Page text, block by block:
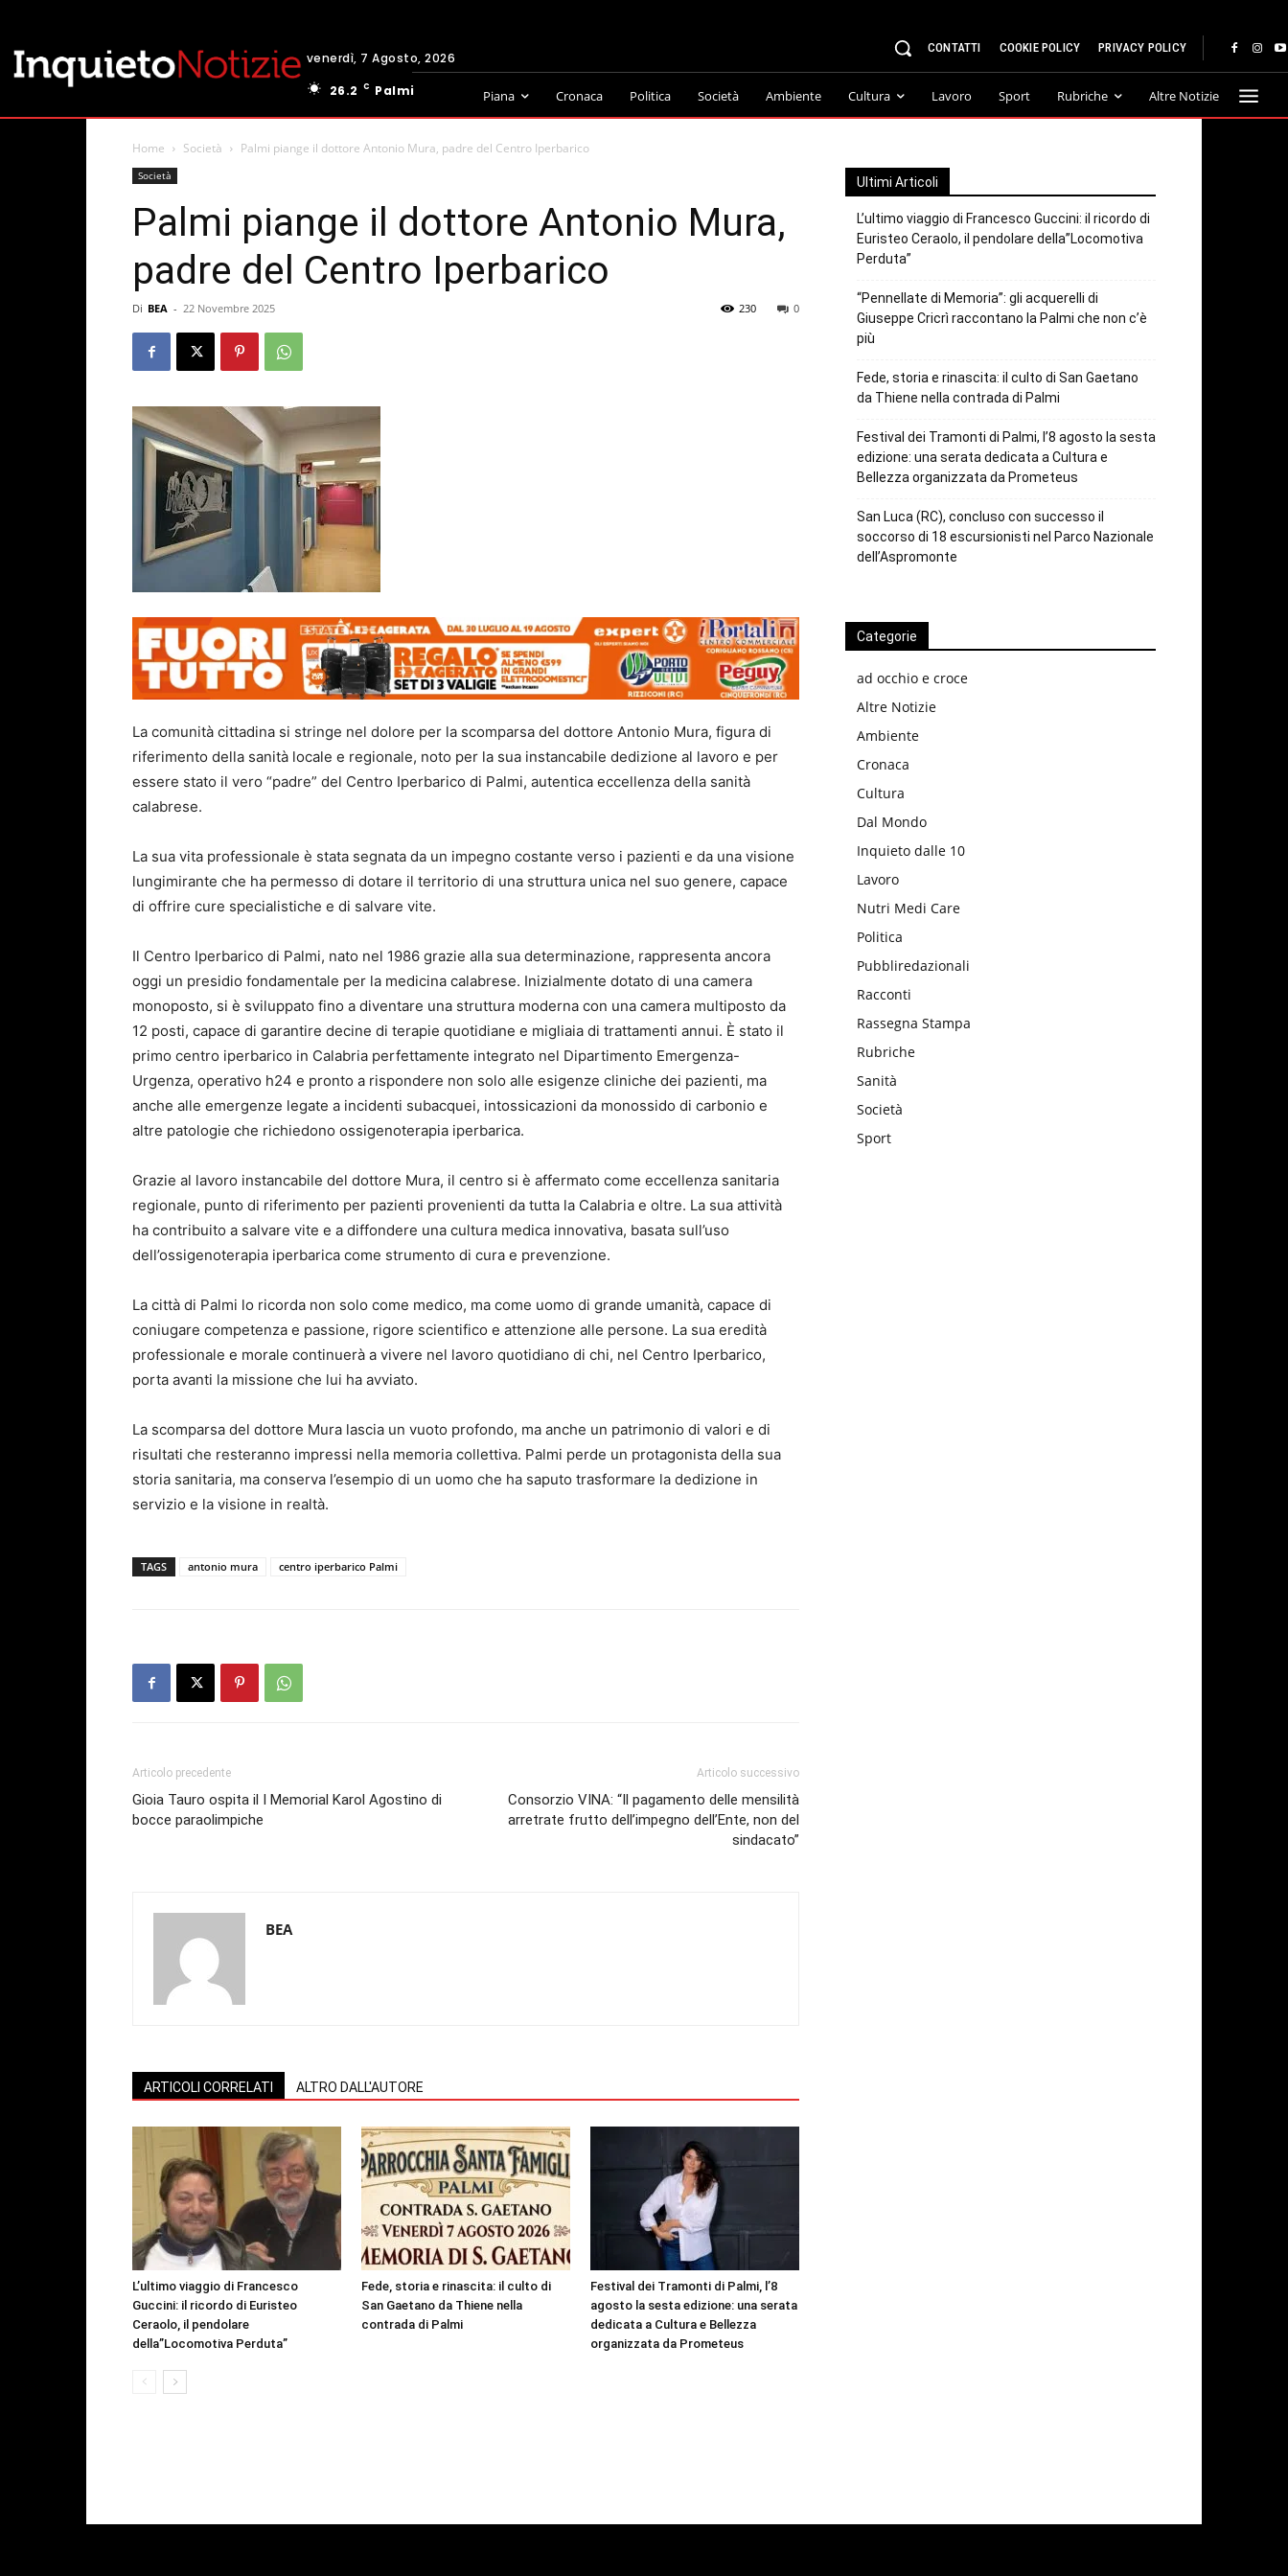
venerdì, 7 Agosto, 2026
26.2
C Palmi
CONTATTI COOKIE POLICY PRIVACY POLICY
Piana Cronaca Politica Società Ambiente Cultura Lavoro Sport Rubriche Altre Notizie
Home Società Palmi piange il dottore Antonio Mura, padre del Centro Iperbarico
Società
Palmi piange il dottore Antonio Mura,
padre del Centro Iperbarico
Di BEA - 22 Novembre 2025 0
230
La comunità cittadina si stringe nel dolore per la scomparsa del dottore Antonio Mura, figura di
riferimento della sanità locale e regionale, noto per la sua instancabile dedizione al lavoro e per
essere stato il vero “padre” del Centro Iperbarico di Palmi, autentica eccellenza della sanità
calabrese.
La sua vita professionale è stata segnata da un impegno costante verso i pazienti e da una visione
lungimirante che ha permesso di dotare il territorio di una struttura unica nel suo genere, capace
di offrire cure specialistiche e di salvare vite.
Il Centro Iperbarico di Palmi, nato nel 1986 grazie alla sua determinazione, rappresenta ancora
oggi un presidio fondamentale per la medicina calabrese. Inizialmente dotato di una camera
monoposto, si è sviluppato fino a diventare una struttura moderna con una camera multiposto da
12 posti, capace di garantire decine di terapie quotidiane e migliaia di trattamenti annui. È stato il
primo centro iperbarico in Calabria perfettamente integrato nel Dipartimento Emergenza-
Urgenza, operativo h24 e pronto a rispondere non solo alle esigenze cliniche dei pazienti, ma
anche alle emergenze legate a incidenti subacquei, intossicazioni da monossido di carbonio e
altre patologie che richiedono ossigenoterapia iperbarica.
Grazie al lavoro instancabile del dottore Mura, il centro si è affermato come eccellenza sanitaria
regionale, punto di riferimento per pazienti provenienti da tutta la Calabria e oltre. La sua attività
ha contribuito a salvare vite e a diffondere una cultura medica innovativa, basata sull’uso
dell’ossigenoterapia iperbarica come strumento di cura e prevenzione.
La città di Palmi lo ricorda non solo come medico, ma come uomo di grande umanità, capace di
coniugare competenza e passione, rigore scientifico e attenzione alle persone. La sua eredità
professionale e morale continuerà a vivere nel lavoro quotidiano di chi, nel Centro Iperbarico,
porta avanti la missione che lui ha avviato.
La scomparsa del dottore Mura lascia un vuoto profondo, ma anche un patrimonio di valori e di
risultati che resteranno impressi nella memoria collettiva. Palmi perde un protagonista della sua
storia sanitaria, ma conserva l’esempio di un uomo che ha saputo trasformare la dedizione in
servizio e la visione in realtà.
TAGS antonio mura centro iperbarico Palmi
Articolo precedente
Gioia Tauro ospita il I Memorial Karol Agostino di
bocce paraolimpiche
Articolo successivo
Consorzio VINA: “Il pagamento delle mensilità
arretrate frutto dell’impegno dell’Ente, non del
sindacato”
BEA
ARTICOLI CORRELATI ALTRO DALL'AUTORE
L’ultimo viaggio di Francesco
Guccini: il ricordo di Euristeo
Ceraolo, il pendolare
della”Locomotiva Perduta”
Fede, storia e rinascita: il culto di
San Gaetano da Thiene nella
contrada di Palmi
Festival dei Tramonti di Palmi, l’8
agosto la sesta edizione: una serata
dedicata a Cultura e Bellezza
organizzata da Prometeus
Ultimi Articoli
L’ultimo viaggio di Francesco Guccini: il ricordo di
Euristeo Ceraolo, il pendolare della”Locomotiva
Perduta”
“Pennellate di Memoria”: gli acquerelli di
Giuseppe Cricrì raccontano la Palmi che non c’è
più
Fede, storia e rinascita: il culto di San Gaetano
da Thiene nella contrada di Palmi
Festival dei Tramonti di Palmi, l’8 agosto la sesta
edizione: una serata dedicata a Cultura e
Bellezza organizzata da Prometeus
San Luca (RC), concluso con successo il
soccorso di 18 escursionisti nel Parco Nazionale
dell’Aspromonte
Categorie
ad occhio e croce
Altre Notizie
Ambiente
Cronaca
Cultura
Dal Mondo
Inquieto dalle 10
Lavoro
Nutri Medi Care
Politica
Pubbliredazionali
Racconti
Rassegna Stampa
Rubriche
Sanità
Società
Sport